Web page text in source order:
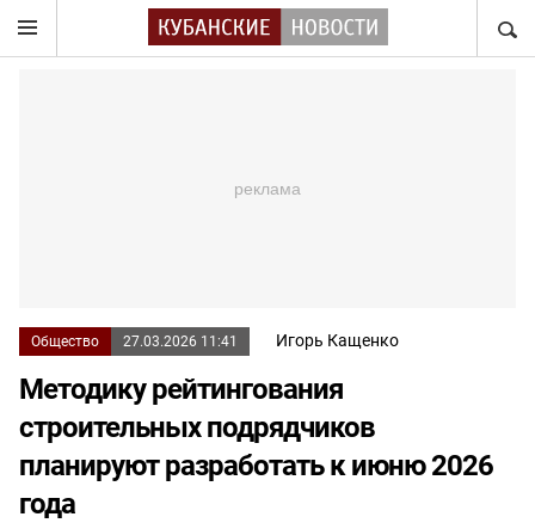
Общество 27.03.2026 11:41 Игорь Кащенко
Методику рейтингования
строительных подрядчиков
планируют разработать к июню 2026
года